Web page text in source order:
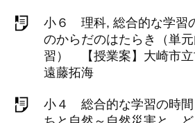
小６ 理科, 総合的な学習
のからだのはたらき（単
習） 【授業案】大崎市
遠藤拓海
小４ 総合的な学習の時